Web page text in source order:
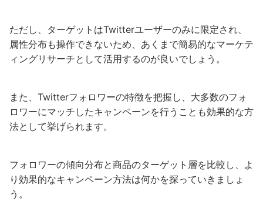
ただし、ターゲットはTwitterユーザーのみに限定され、
属性分布も操作できないため、あくまで簡易的なマーケテ
ィングリサーチとして活用するのが良いでしょう。
また、Twitterフォロワーの特徴を把握し、大多数のフォ
ロワーにマッチしたキャンペーンを行うことも効果的な方
法として挙げられます。
フォロワーの傾向分布と商品のターゲット層を比較し、よ
り効果的なキャンペーン方法は何かを探っていきましょ
う。